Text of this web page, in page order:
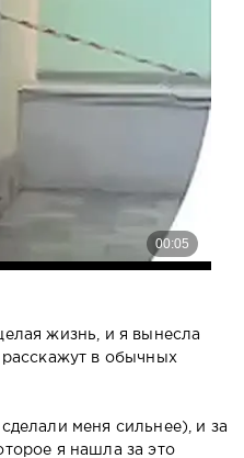
жизнь, и я вынесла
в обычных
меня сильнее), и за
я нашла за это